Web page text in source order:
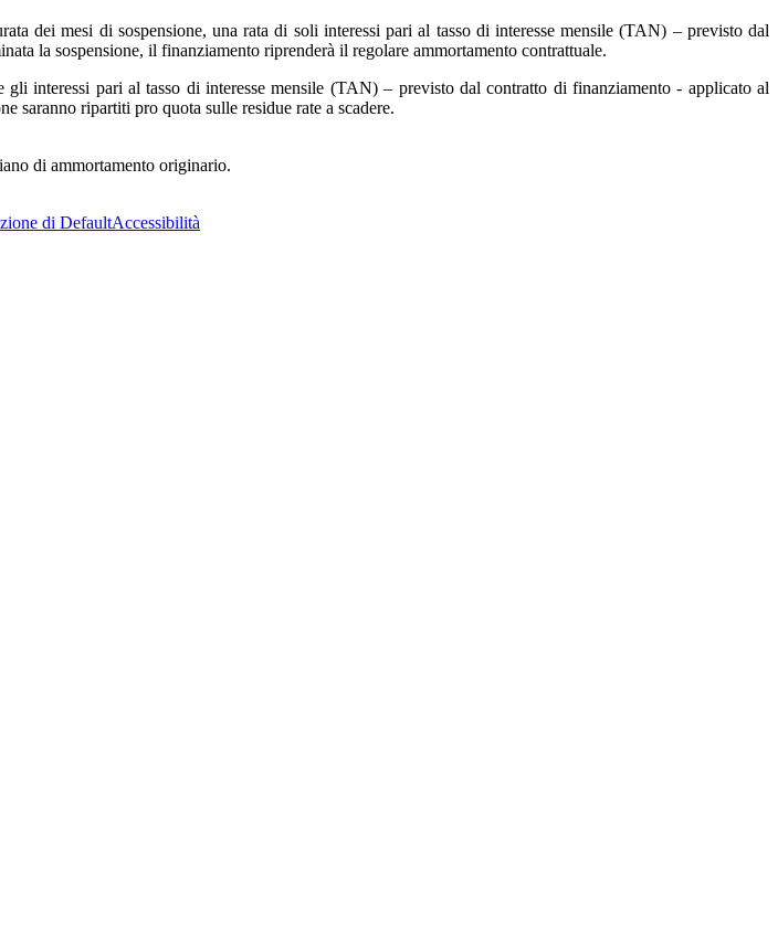
dei mesi di sospensione, una rata di soli interessi pari al tasso di interesse mensile (TAN) – previsto dal
la sospensione, il finanziamento riprenderà il regolare ammortamento contrattuale.
gli interessi pari al tasso di interesse mensile (TAN) – previsto dal contratto di finanziamento - applicato al
saranno ripartiti pro quota sulle residue rate a scadere.
di ammortamento originario.
di DefaultAccessibilità